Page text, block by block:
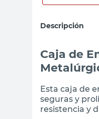
Descripción
Caja de
Esta caja de
seguras y
resistencia y